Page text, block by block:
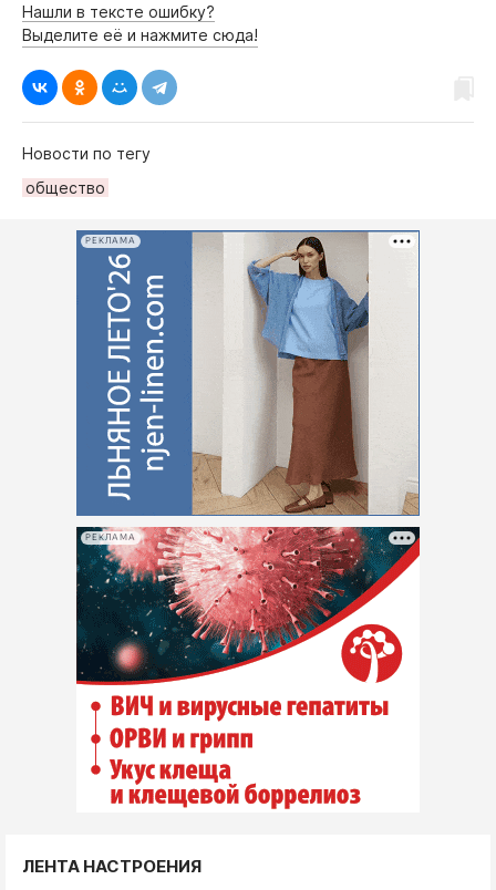
Нашли в тексте ошибку?
Выделите её и нажмите сюда!
Новости по тегу
общество
РЕКЛАМА
РЕКЛАМА
ЛЕНТА НАСТРОЕНИЯ